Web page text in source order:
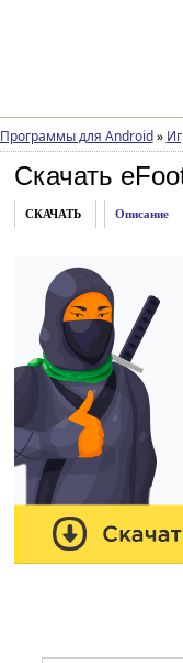
Программы для Android »
Скачать
СКАЧАТЬ Описание